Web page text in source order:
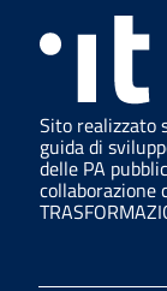
Sito realizzato
guida di
delle PA
collaborazione